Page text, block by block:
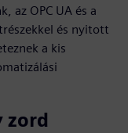
az OPC UA és a
és nyitott
a kis
zord